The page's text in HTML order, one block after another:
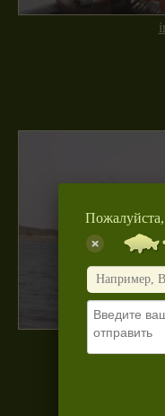
Пожалуйста,